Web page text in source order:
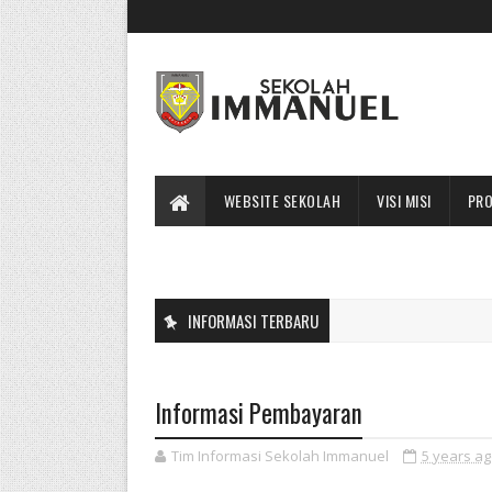
WEBSITE SEKOLAH VISI MISI
INFORMASI TERBARU
Informasi Pembayaran
Tim Informasi Sekolah Immanuel 5 years